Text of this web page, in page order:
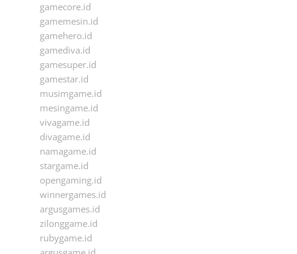
gamecore.id
gamemesin.id
gamehero.id
gamediva.id
gamesuper.id
gamestar.id
musimgame.id
mesingame.id
vivagame.id
divagame.id
namagame.id
stargame.id
opengaming.id
winnergames.id
argusgames.id
zilonggame.id
rubygame.id